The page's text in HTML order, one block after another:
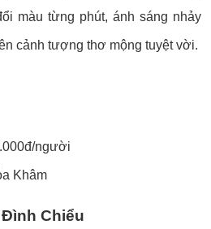
màu từng phút, ánh sáng nhảy
cảnh tượng thơ mộng tuyệt vời.
người
Khâm
Chiểu